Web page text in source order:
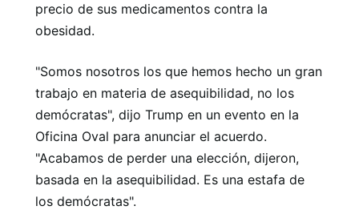
precio de sus medicamentos contra la
obesidad.
"Somos nosotros los que hemos hecho un gran
trabajo en materia de asequibilidad, no los
demócratas", dijo Trump en un evento en la
Oficina Oval para anunciar el acuerdo.
"Acabamos de perder una elección, dijeron,
basada en la asequibilidad. Es una estafa de
los demócratas".